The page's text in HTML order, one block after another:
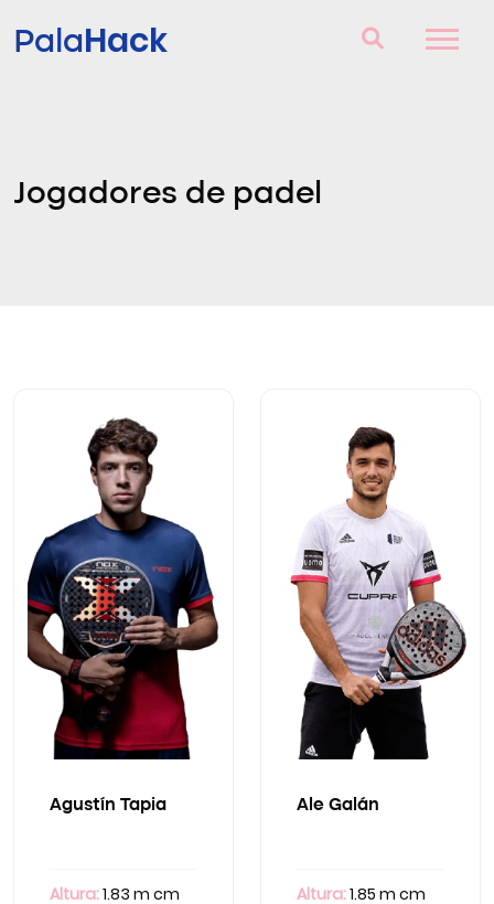
PalaHack
Perguntas e respostas
Jogadores de padel
Agustín Tapia
Altura:1.83 m cm
Ale Galán
Altura:1.85 m cm